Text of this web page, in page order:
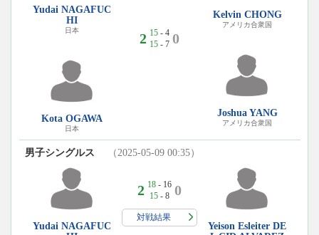
Yudai NAGAFUC
HI
日本
Kota OGAWA
日本
2 15- 4
15- 7 0
Kelvin CHONG
アメリカ合衆国
Joshua YANG
アメリカ合衆国
男子シングルス （2025-05-09 00:35）
Yudai NAGAFUC
2 18- 16
15- 8 0
対戦結果
Yeison Esleiter DE